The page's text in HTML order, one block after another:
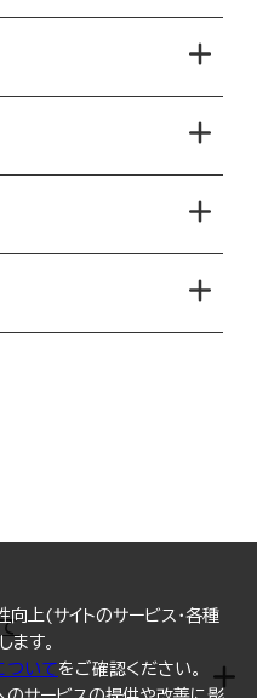
向上(サイトのサービス・各種
す。
いてをご確認ください。